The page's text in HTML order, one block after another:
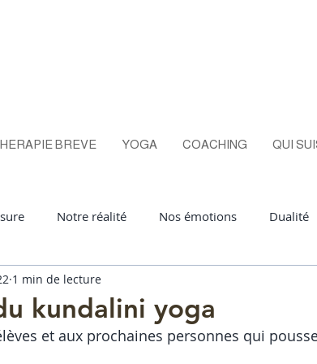
BREVE YOGA COACHING QUI
Notre réalité Nos émotions Dualité
Positivité équilibreémotionnel
aura conscience vraievie
kundalini yoga
1 min de lecture
et aux prochaines personnes qui